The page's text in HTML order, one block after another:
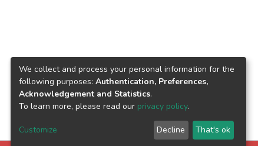
We collect and process your personal information for the
following purposes: Authentication, Preferences,
Acknowledgement and Statistics.
To learn more, please read our privacy policy.
Customize Decline That's ok